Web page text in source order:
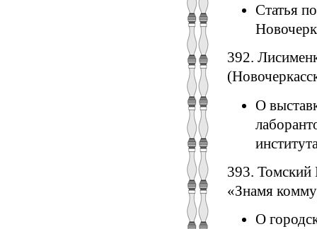
Статья
392.
О
393.
«Знамя
О